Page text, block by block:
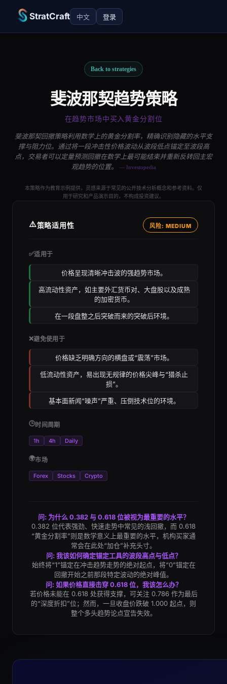
StratCraft 中文 登录
Back to strategies
斐波那契趋势策略
在趋势市场中买入黄金分割位
斐波那契回撤策略利用数学上的黄金分割率，精确识别隐藏的水平支
撑与阻力位。通过将一段冲击性价格波动从波段低点锚定至波段高
点，交易者可以定量预测回撤在数学上最可能结束并重新反转回主宏
观趋势的位置。
— Investopedia
本策略作为教育示例提供，灵感来源于常见的公开技术分析概念和参考资料。仅
用于研究和产品演示目的，不构成投资建议。
⚠️策略适用性 风险: MEDIUM
✅适用于
价格呈现清晰冲击波的强趋势市场。
高流动性资产，如主要外汇货币对、大盘股以及成熟
的加密货币。
在一段盘整之后突破而来的突破后环境。
❌避免使用于
价格缺乏明确方向的横盘或“震荡”市场。
低流动性资产，易出现无规律的价格尖峰与“猎杀止
损”。
基本面新闻“噪声”严重、压倒技术位的环境。
🕒时间周期
1h 4h Daily
🌍市场
Forex Stocks Crypto
问: 为什么 0.382 与 0.618 位被视为最重要的水平？
0.382 位代表强劲、快速走势中常见的浅回撤，而 0.618
“黄金分割率”则是数学意义上最重要的水平，机构买家通
常会在此处“加仓”补充头寸。
问: 我该如何确定锚定工具的波段高点与低点？
始终将“1”锚定在冲击趋势走势的绝对起点，将“0”锚定在
回撤开始之前那段特定波动的绝对峰值。
问: 如果价格直接击穿 0.618 位，我该怎么办？
若价格未能在 0.618 处获得支撑，可关注 0.786 作为最后
的“深度折扣”位；然而，一旦收盘价跌破 1.000 起点，则
整个多头趋势论点宣告失效。